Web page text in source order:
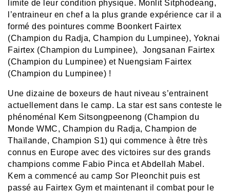
limite de leur condition physique. Monlit Sitphodeang,
l’entraineur en chef a la plus grande expérience car il a
formé des pointures comme Boonkert Fairtex
(Champion du Radja, Champion du Lumpinee), Yoknai
Fairtex (Champion du Lumpinee), Jongsanan Fairtex
(Champion du Lumpinee) et Nuengsiam Fairtex
(Champion du Lumpinee) !
Une dizaine de boxeurs de haut niveau s’entrainent
actuellement dans le camp. La star est sans conteste le
phénoménal Kem Sitsongpeenong (Champion du
Monde WMC, Champion du Radja, Champion de
Thaïlande, Champion S1) qui commence à être très
connus en Europe avec des victoires sur des grands
champions comme Fabio Pinca et Abdellah Mabel.
Kem a commencé au camp Sor Pleonchit puis est
passé au Fairtex Gym et maintenant il combat pour le